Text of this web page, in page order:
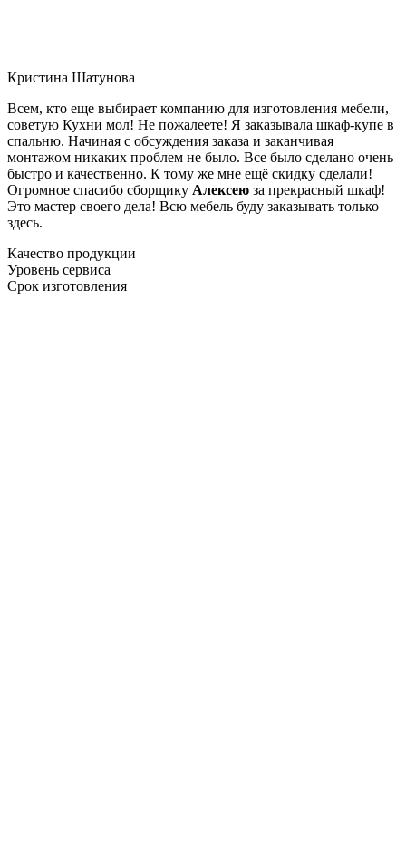
Кристина Шатунова
Всем, кто еще выбирает компанию для изготовления мебели,
советую Кухни мол! Не пожалеете! Я заказывала шкаф-купе в
спальню. Начиная с обсуждения заказа и заканчивая
монтажом никаких проблем не было. Все было сделано очень
быстро и качественно. К тому же мне ещё скидку сделали!
Огромное спасибо сборщику Алексею за прекрасный шкаф!
Это мастер своего дела! Всю мебель буду заказывать только
здесь.
Качество продукции
Уровень сервиса
Срок изготовления